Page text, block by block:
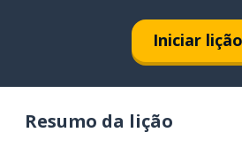
Iniciar lição
Resumo da lição